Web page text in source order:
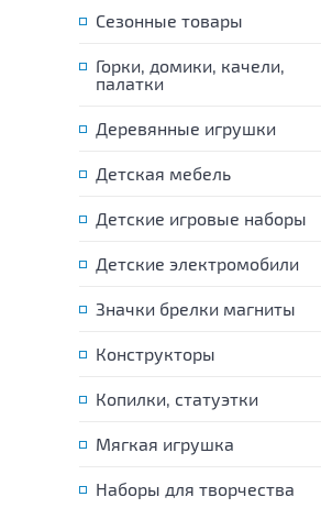
Сезонные товары
Горки, домики, качели,
палатки
Деревянные игрушки
Детская мебель
Детские игровые наборы
Детские электромобили
Значки брелки магниты
Конструкторы
Копилки, статуэтки
Мягкая игрушка
Наборы для творчества
98 р. Цена: 98 р.